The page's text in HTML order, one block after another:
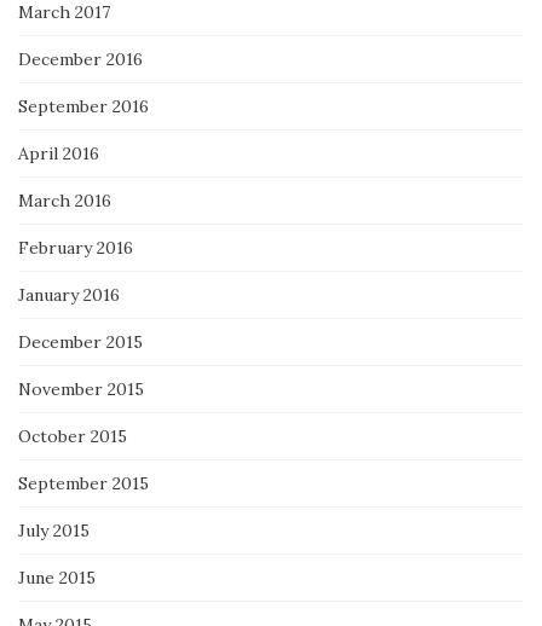
March 2017
December 2016
September 2016
April 2016
March 2016
February 2016
January 2016
December 2015
November 2015
October 2015
September 2015
July 2015
June 2015